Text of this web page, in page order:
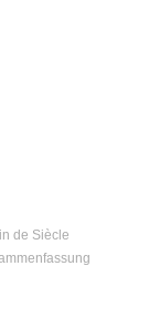
de Siècle